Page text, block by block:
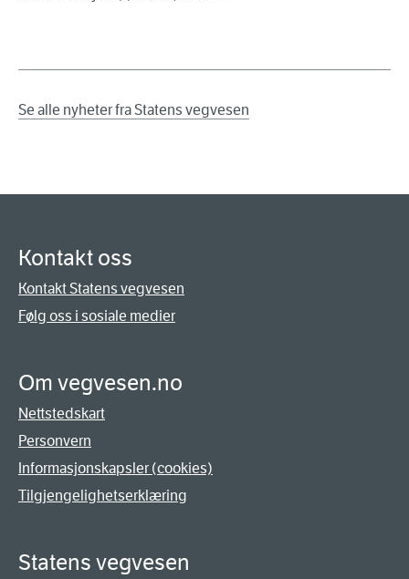
Se alle nyheter fra Statens vegvesen
Kontakt oss
Kontakt Statens vegvesen
Følg oss i sosiale medier
Om vegvesen.no
Nettstedskart
Personvern
Informasjonskapsler (cookies)
Tilgjengelighetserklæring
Statens vegvesen